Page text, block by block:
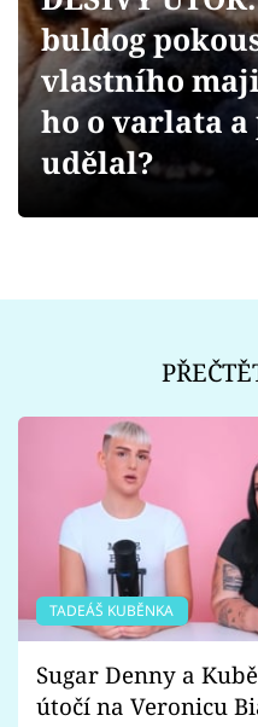
Videa
Sledujte prima+
buldog
vlastního
ho o varlata a
udělal?
TADEÁŠ KUBĚNKA
Sugar Denny a
útočí na Veronicu